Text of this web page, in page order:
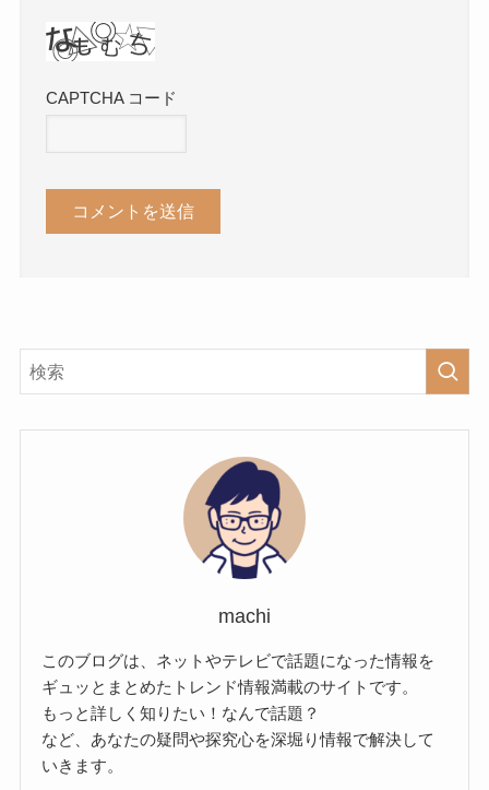
CAPTCHA コード
machi
このブログは、ネットやテレビで話題になった情報を
ギュッとまとめたトレンド情報満載のサイトです。
もっと詳しく知りたい！なんで話題？
など、あなたの疑問や探究心を深堀り情報で解決して
いきます。